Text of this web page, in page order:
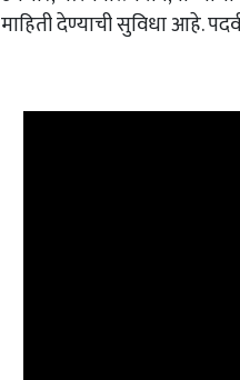
माहिती देण्याची सुविधा आहे.